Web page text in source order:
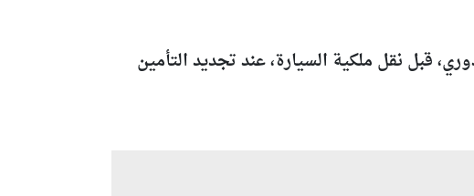
قبل نقل ملكية السيارة، عند تجديد التأمين